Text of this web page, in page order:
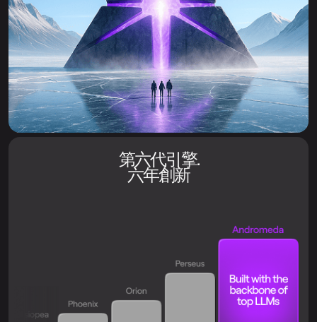
第六代引擎.
六年創新